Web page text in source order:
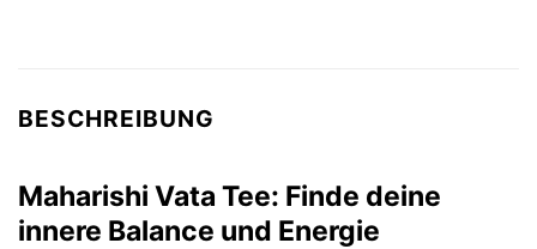
BESCHREIBUNG
Maharishi Vata Tee: Finde deine
innere Balance und Energie